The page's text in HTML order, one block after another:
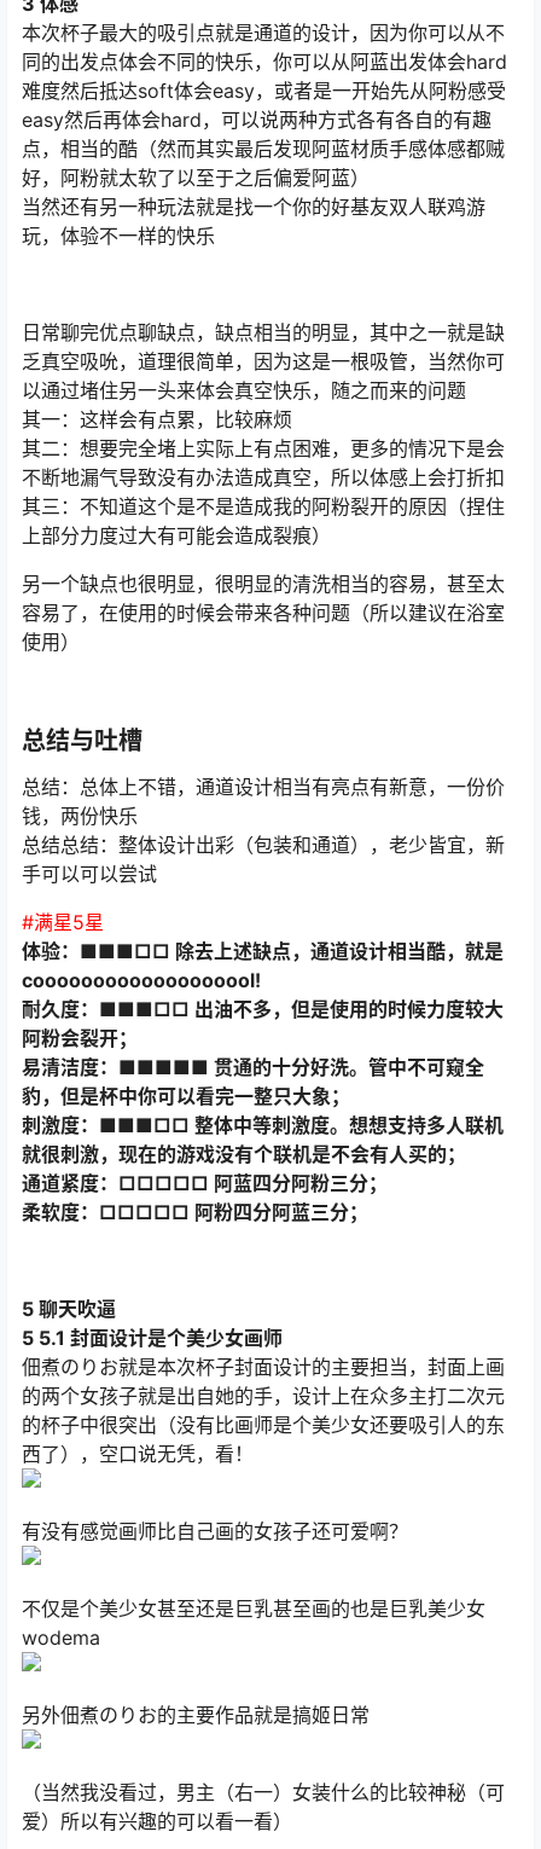
本次杯子最大的吸引点就是通道的设计，因为你可以从不
同的出发点体会不同的快乐，你可以从阿蓝出发体会hard
难度然后抵达soft体会easy，或者是一开始先从阿粉感受
easy然后再体会hard，可以说两种方式各有各自的有趣
点，相当的酷（然而其实最后发现阿蓝材质手感体感都贼
好，阿粉就太软了以至于之后偏爱阿蓝）
当然还有另一种玩法就是找一个你的好基友双人联鸡游
玩，体验不一样的快乐
日常聊完优点聊缺点，缺点相当的明显，其中之一就是缺
乏真空吸吮，道理很简单，因为这是一根吸管，当然你可
以通过堵住另一头来体会真空快乐，随之而来的问题
其一：这样会有点累，比较麻烦
其二：想要完全堵上实际上有点困难，更多的情况下是会
不断地漏气导致没有办法造成真空，所以体感上会打折扣
其三：不知道这个是不是造成我的阿粉裂开的原因（捏住
上部分力度过大有可能会造成裂痕）
另一个缺点也很明显，很明显的清洗相当的容易，甚至太
容易了，在使用的时候会带来各种问题（所以建议在浴室
使用）
总结与吐槽
总结：总体上不错，通道设计相当有亮点有新意，一份价
钱，两份快乐
总结总结：整体设计出彩（包装和通道），老少皆宜，新
手可以可以尝试
#满星5星
体验：■■■□□ 除去上述缺点，通道设计相当酷，就是
cooooooooooooooooool!
耐久度：■■■□□ 出油不多，但是使用的时候力度较大
阿粉会裂开；
易清洁度：■■■■■ 贯通的十分好洗。管中不可窥全
豹，但是杯中你可以看完一整只大象；
刺激度：■■■□□ 整体中等刺激度。想想支持多人联机
就很刺激，现在的游戏没有个联机是不会有人买的；
通道紧度：□□□□□ 阿蓝四分阿粉三分；
柔软度：□□□□□ 阿粉四分阿蓝三分；
5 聊天吹逼
5 5.1 封面设计是个美少女画师
佃煮のりお就是本次杯子封面设计的主要担当，封面上画
的两个女孩子就是出自她的手，设计上在众多主打二次元
的杯子中很突出（没有比画师是个美少女还要吸引人的东
西了），空口说无凭，看！
有没有感觉画师比自己画的女孩子还可爱啊？
不仅是个美少女甚至还是巨乳甚至画的也是巨乳美少女
wodema
另外佃煮のりお的主要作品就是搞姬日常
（当然我没看过，男主（右一）女装什么的比较神秘（可
爱）所以有兴趣的可以看一看）